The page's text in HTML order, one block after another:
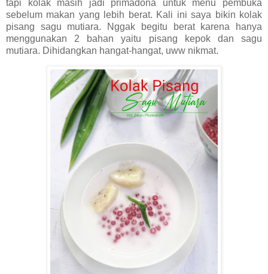
tapi kolak masih jadi primadona untuk menu pembuka
sebelum makan yang lebih berat. Kali ini saya bikin kolak
pisang sagu mutiara. Nggak begitu berat karena hanya
menggunakan 2 bahan yaitu pisang kepok dan sagu
mutiara. Dihidangkan hangat-hangat, uww nikmat.